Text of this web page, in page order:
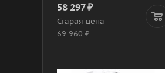
58 297₽
Старая цена
69 960₽